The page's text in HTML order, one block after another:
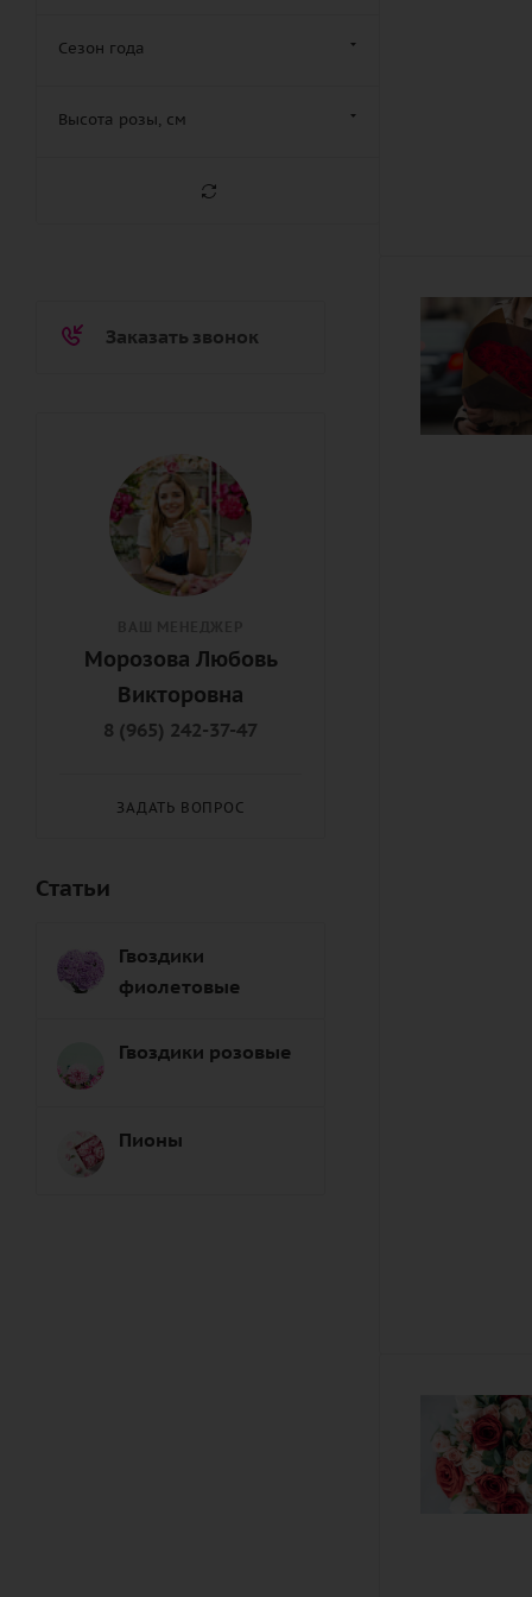
Сезон года
Высота розы, см
Заказать звонок
Морозова Любовь
Викторовна
8 (965) 242-37-47
ЗАДАТЬ ВОПРОС
Статьи
Гвоздики
фиолетовые
Гвоздики розовые
Пионы